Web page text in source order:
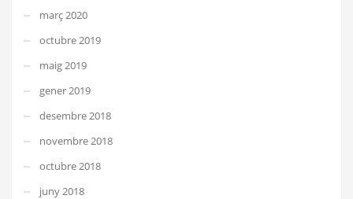
març 2020
octubre 2019
maig 2019
gener 2019
desembre 2018
novembre 2018
octubre 2018
juny 2018